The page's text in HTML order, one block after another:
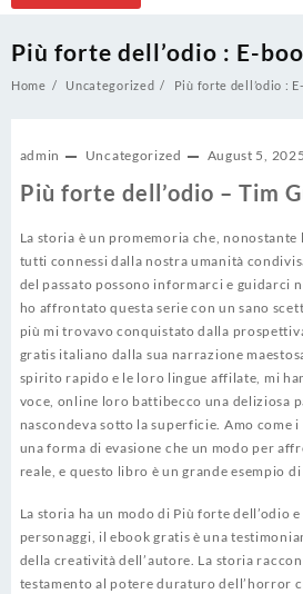
Più forte dell’odio : E-
Home Uncategorized Più forte dell’odio :
admin Uncategorized August 5, 2025
Più forte dell’odio – Tim
La storia è un promemoria che,
tutti connessi dalla nostra umanità
del passato possono informarci e guidarci
ho affrontato questa serie con un sano
più mi trovavo conquistato dalla
gratis italiano dalla sua narrazione
spirito rapido e le loro lingue affilate, mi
voce, online loro battibecco una deliziosa
nascondeva sotto la superficie. Amo come
una forma di evasione che un modo per
reale, e questo libro è un grande esempio
La storia ha un modo di Più forte dell’odio
personaggi, il ebook gratis è una
della creatività dell’autore. La storia
testamento al potere duraturo dell’horror